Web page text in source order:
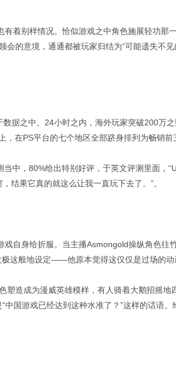
有着别样情况。恰似游戏之中角色施展轻功
的意境，通通都被玩家归结为“可能遗失不
据之中。24小时之内，海外玩家突破200万
在PS平台的七个地区全部跻身排列为畅销前
中，80%给出特别好评，于英文评测里面，
结果它真的就这么让我一直玩下去了。”。
戏自身给折服。当主播Asmongold操纵角色往
这般地设定——他原本觉得这仅仅是过场的动
塑造成为漫威英雄模样，有人骑着大鹅招摇
国游戏已经达到这种水准了？”这样的话语